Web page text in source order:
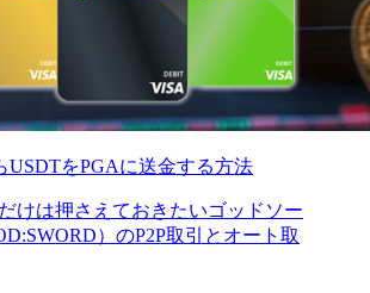
USDTをPGAに送金する方法